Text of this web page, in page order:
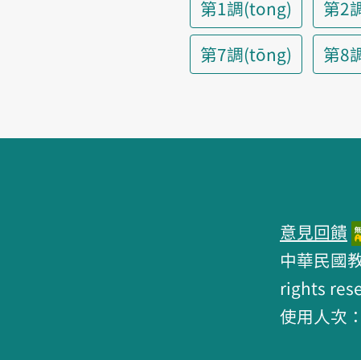
第1調(tong)
第2
第7調(tōng)
第8
意見回饋
中華民國
rights
使用人次